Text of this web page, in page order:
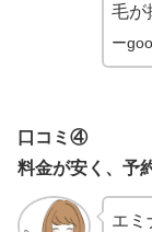
毛が
ー
口コミ④
料金が安く、予
エミ